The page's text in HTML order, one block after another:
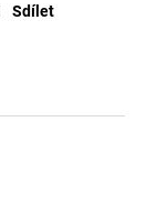
Sdílet